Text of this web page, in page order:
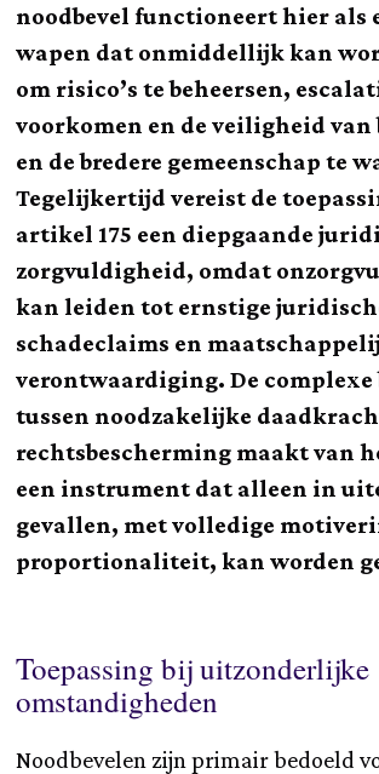
noodbevel functioneert hier als
wapen dat onmiddellijk kan
om risico’s te beheersen,
voorkomen en de veiligheid van
en de bredere gemeenschap te
Tegelijkertijd vereist de
artikel 175 een diepgaande
zorgvuldigheid, omdat
kan leiden tot ernstige
schadeclaims en
verontwaardiging. De complexe
tussen noodzakelijke
rechtsbescherming maakt van
een instrument dat alleen in
gevallen, met volledige
proportionaliteit, kan worden
Toepassing bij uitzonderlijke
omstandigheden
Noodbevelen zijn primair bedoeld